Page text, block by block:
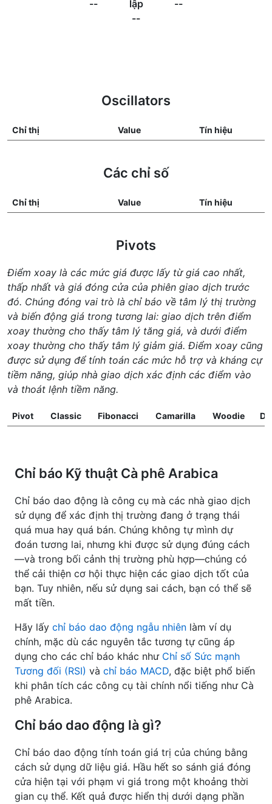
--
lập
--
--
Oscillators
Chỉ thị Value Tín hiệu
Các chỉ số
Chỉ thị Value Tín hiệu
Pivots
Điểm xoay là các mức giá được lấy từ giá cao nhất,
thấp nhất và giá đóng cửa của phiên giao dịch trước
đó. Chúng đóng vai trò là chỉ báo về tâm lý thị trường
và biến động giá trong tương lai: giao dịch trên điểm
xoay thường cho thấy tâm lý tăng giá, và dưới điểm
xoay thường cho thấy tâm lý giảm giá. Điểm xoay cũng
được sử dụng để tính toán các mức hỗ trợ và kháng cự
tiềm năng, giúp nhà giao dịch xác định các điểm vào
và thoát lệnh tiềm năng.
Pivot Classic Fibonacci Camarilla Woodie
Chỉ báo Kỹ thuật Cà phê Arabica
Chỉ báo dao động là công cụ mà các nhà giao dịch
sử dụng để xác định thị trường đang ở trạng thái
quá mua hay quá bán. Chúng không tự mình dự
đoán tương lai, nhưng khi được sử dụng đúng cách
—và trong bối cảnh thị trường phù hợp—chúng có
thể cải thiện cơ hội thực hiện các giao dịch tốt của
bạn. Tuy nhiên, nếu sử dụng sai cách, bạn có thể sẽ
mất tiền.
Hãy lấy chỉ báo dao động ngẫu nhiên làm ví dụ
chính, mặc dù các nguyên tắc tương tự cũng áp
dụng cho các chỉ báo khác như Chỉ số Sức mạnh
Tương đối (RSI) và chỉ báo MACD, đặc biệt phổ biến
khi phân tích các công cụ tài chính nổi tiếng như Cà
phê Arabica.
Chỉ báo dao động là gì?
Chỉ báo dao động tính toán giá trị của chúng bằng
cách sử dụng dữ liệu giá. Hầu hết so sánh giá đóng
cửa hiện tại với phạm vi giá trong một khoảng thời
gian cụ thể. Kết quả được hiển thị dưới dạng phần